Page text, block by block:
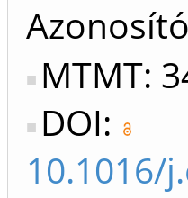
MTMT:
DOI:
10.1016/